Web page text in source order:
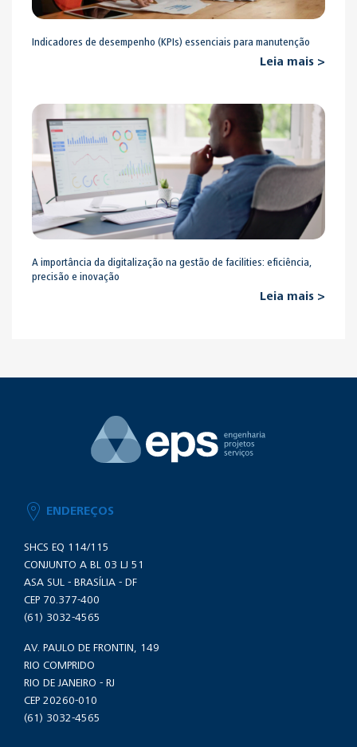
Indicadores de desempenho (KPIs) essenciais para manutenção
Leia mais >
A importância da digitalização na gestão de facilities: eficiência,
precisão e inovação
Leia mais >
ENDEREÇOS
SHCS EQ 114/115
CONJUNTO A BL 03 LJ 51
ASA SUL - BRASÍLIA - DF
CEP 70.377-400
(61) 3032-4565
AV. PAULO DE FRONTIN, 149
RIO COMPRIDO
RIO DE JANEIRO - RJ
CEP 20260-010
(61) 3032-4565